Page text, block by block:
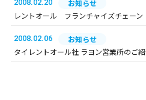
2008.02.20
お知らせ
レントオール フランチャイズチェー
2008.02.06
お知らせ
タイレントオール社 ラヨン営業所のご